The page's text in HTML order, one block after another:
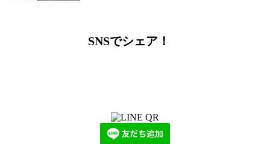
SNSでシェア！